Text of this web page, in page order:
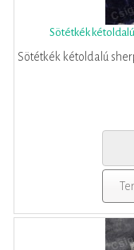
Sötétkék
Sötétkék kétoldalú